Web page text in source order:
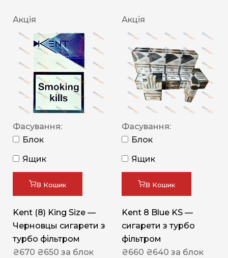
Акція
Фасування:
Блок
Ящик
В Кошик
Kent (8) King Size —
Черновцы сигарети з
турбо фільтром
₴670 ₴650 за блок
Акція
Фасування:
Блок
Ящик
В Кошик
Kent 8 Blue KS —
сигарети з турбо
фільтром
₴660 ₴640 за блок